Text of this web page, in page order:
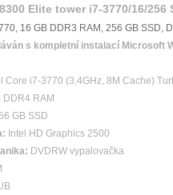
Elite tower i7-3770/16/256
16 GB DDR3 RAM, 256 GB SSD,
s kompletní instalací Microsoft
Core i7-3770 (3,4GHz, 8M Cache)
DDR4 RAM
GB SSD
Intel HD Graphics 2500
DVDRW vypalovačka